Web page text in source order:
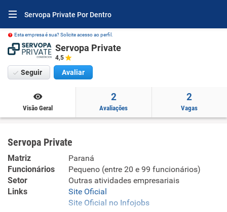
Servopa Private Por Dentro
Esta empresa é sua? Solicite acesso ao perfil.
Servopa Private
4,5
Seguir Avaliar
Visão Geral
2
Avaliações
2
Vagas
Servopa Private
Matriz
Paraná
Funcionários
Pequeno (entre 20 e 99 funcionários)
Setor
Outras atividades empresariais
Links
Site Oficial
Site Oficial no Infojobs